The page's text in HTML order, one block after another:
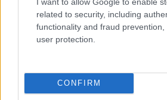
related to security, including
functionality and fraud
user protection.
CONFIRM
CRYPTOKOERSEN
Eureka Bridged PAX Gold (Terra
(PAXG)